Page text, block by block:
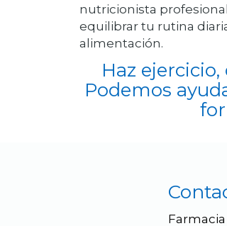
nutricionista
equilibrar tu rutina
alimentación.
Haz
Podemos